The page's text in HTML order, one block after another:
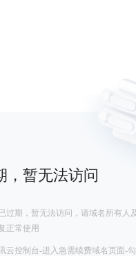
，暂无法访问
过期，暂无法访问，请域名所有人
正常使用
云控制台-进入急需续费域名页面-